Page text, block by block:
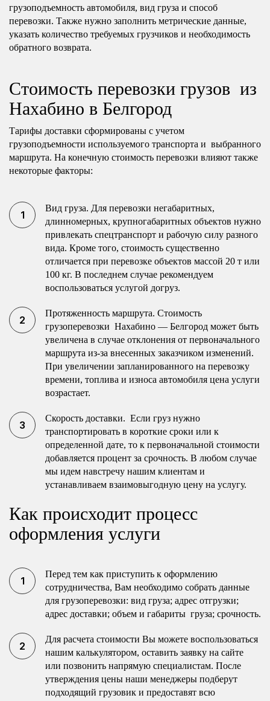
грузоподъемность автомобиля, вид груза и способ
перевозки. Также нужно заполнить метрические данные,
указать количество требуемых грузчиков и необходимость
обратного возврата.
Стоимость перевозки грузов из
Нахабино в Белгород
Тарифы доставки сформированы с учетом
грузоподъемности используемого транспорта и выбранного
маршрута. На конечную стоимость перевозки влияют также
некоторые факторы:
Вид груза. Для перевозки негабаритных,
длинномерных, крупногабаритных объектов нужно
привлекать спецтранспорт и рабочую силу разного
вида. Кроме того, стоимость существенно
отличается при перевозке объектов массой 20 т или
100 кг. В последнем случае рекомендуем
воспользоваться услугой догруз.
Протяженность маршрута. Стоимость
грузоперевозки Нахабино — Белгород может быть
увеличена в случае отклонения от первоначального
маршрута из-за внесенных заказчиком изменений.
При увеличении запланированного на перевозку
времени, топлива и износа автомобиля цена услуги
возрастает.
Скорость доставки. Если груз нужно
транспортировать в короткие сроки или к
определенной дате, то к первоначальной стоимости
добавляется процент за срочность. В любом случае
мы идем навстречу нашим клиентам и
устанавливаем взаимовыгодную цену на услугу.
Как происходит процесс
оформления услуги
Перед тем как приступить к оформлению
сотрудничества, Вам необходимо собрать данные
для грузоперевозки: вид груза; адрес отгрузки;
адрес доставки; объем и габариты груза; срочность.
Для расчета стоимости Вы можете воспользоваться
нашим калькулятором, оставить заявку на сайте
или позвонить напрямую специалистам. После
утверждения цены наши менеджеры подберут
подходящий грузовик и предоставят всю